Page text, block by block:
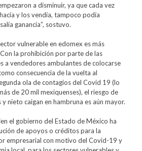
a disminuir, ya que cada vez
y los vendía, tampoco podía
ganancia”, sostuvo.
vulnerable en edomex es más
la prohibición por parte de las
a vendedores ambulantes de colocarse
consecuencia de la vuelta al
ola de contagios del Covid 19 (lo
de 20 mil mexiquenses), el riesgo de
nieto caigan en hambruna es aún mayor.
el gobierno del Estado de México ha
de apoyos o créditos para la
empresarial con motivo del Covid-19 y